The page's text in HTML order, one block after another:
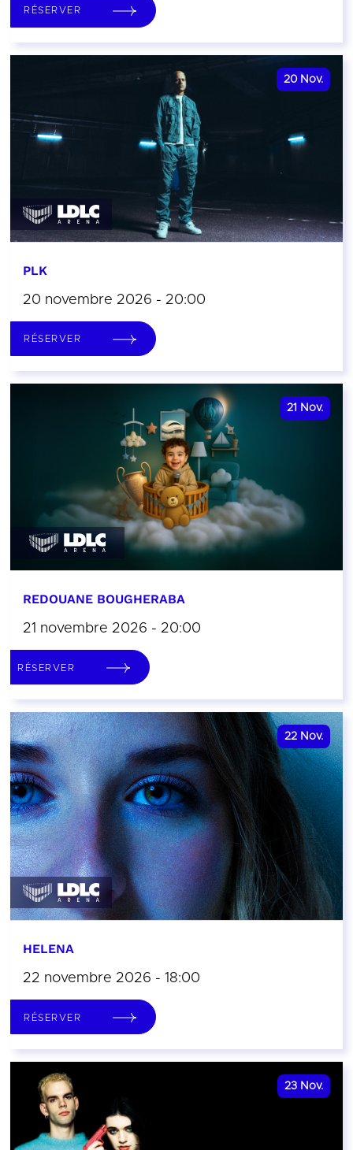
RÉSERVER
20 Nov.
PLK
20 novembre 2026 - 20:00
RÉSERVER
21 Nov.
REDOUANE BOUGHERABA
21 novembre 2026 - 20:00
RÉSERVER
22 Nov.
HELENA
22 novembre 2026 - 18:00
RÉSERVER
23 Nov.